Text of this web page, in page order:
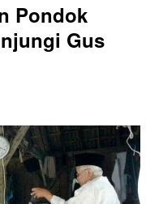
Pondok
Gus